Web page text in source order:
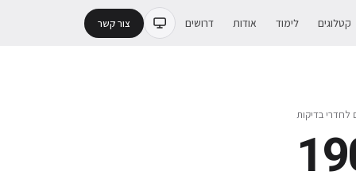
קטלוגים לימוד אודות דרושים צור קשר
לחדרי בדיקות